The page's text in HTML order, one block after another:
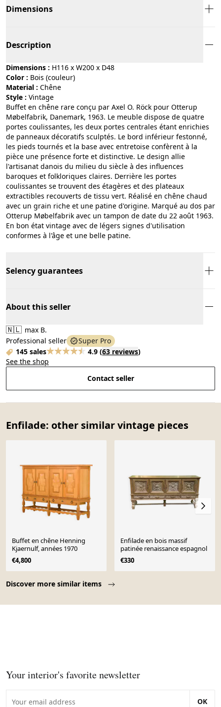
Dimensions
Description
Dimensions : H116 x W200 x D48
Color :
bois (couleur)
Material :
chêne
Style :
vintage
Buffet en chêne rare conçu par Axel O. Röck pour Otterup
Møbelfabrik, Danemark, 1963. Le meuble dispose de quatre
portes coulissantes, les deux portes centrales étant enrichies
de panneaux décoratifs sculptés. Le bord inférieur festonné,
les pieds tournés et la base avec entretoise confèrent à la
pièce une présence forte et distinctive. Le design allie
l'artisanat danois du milieu du siècle à des influences
baroques et folkloriques claires. Derrière les portes
coulissantes se trouvent des étagères et des plateaux
extractibles recouverts de tissu vert. Réalisé en chêne chaud
avec un grain riche et une patine d'origine. Marqué au dos par
Otterup Møbelfabrik avec un tampon de date du 22 août 1963.
En bon état vintage avec de légers signes d'utilisation
conformes à l'âge et une belle patine.
Selency guarantees
About this seller
🇳🇱 max B.
Professional seller
Super Pro
145 sales
4.9 (63 reviews)
See the shop
Contact seller
Enfilade: other similar vintage pieces
Discover more similar items
Buffet en chêne Henning
Kjaernulf, années 1970
€4,800
Enfilade en bois massif
patinée renaissance espagnol
€330
Your interior's favorite newsletter
OK